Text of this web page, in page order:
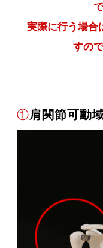
実際に行う場合
すの
①肩関節可動